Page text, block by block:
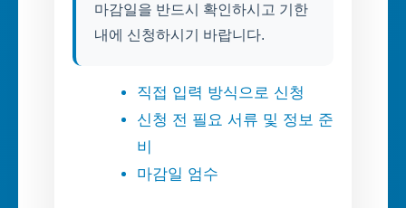
마감일을 반드시 확인하시고 기한
내에 신청하시기 바랍니다.
직접 입력 방식으로 신청
신청 전 필요 서류 및 정보 준
비
마감일 엄수